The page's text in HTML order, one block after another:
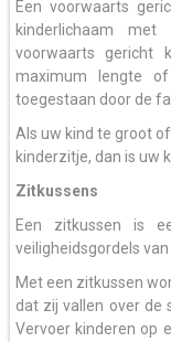
Een voorwaarts
kinderlichaam
voorwaarts gericht
maximum lengte
toegestaan door de
Als uw kind te groot
kinderzitje, dan is uw
Zitkussens
Een zitkussen is
veiligheidsgordels
Met een zitkussen
dat zij vallen over de
Vervoer kinderen op